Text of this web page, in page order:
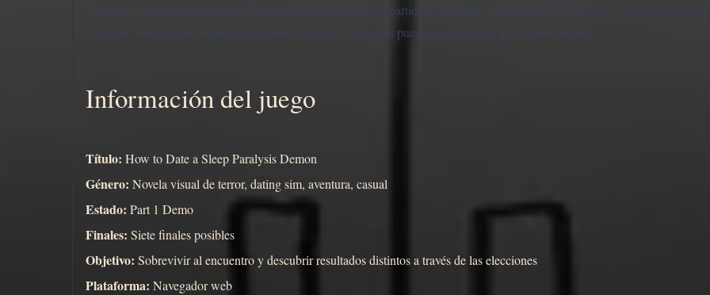
También conviene no abusar del botón de skip en la primera partida. Las builds web de Ren’Py pueden ser sensibles cuando
pantallas, revelaciones repetidas o cambios visuales, y además puedes perderte por qué ocurrió un final.
Información del juego
Título: How to Date a Sleep Paralysis Demon
Género: Novela visual de terror, dating sim, aventura, casual
Estado: Part 1 Demo
Finales: Siete finales posibles
Objetivo: Sobrevivir al encuentro y descubrir resultados distintos a través de las elecciones
Plataforma: Navegador web